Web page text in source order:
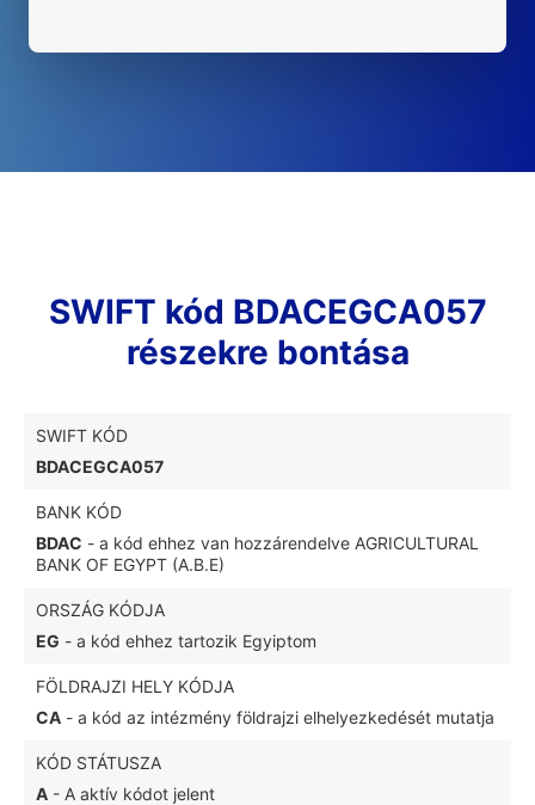
SWIFT kód BDACEGCA057
részekre bontása
SWIFT KÓD
BDACEGCA057
BANK KÓD
BDAC - a kód ehhez van hozzárendelve AGRICULTURAL
BANK OF EGYPT (A.B.E)
ORSZÁG KÓDJA
EG - a kód ehhez tartozik Egyiptom
FÖLDRAJZI HELY KÓDJA
CA - a kód az intézmény földrajzi elhelyezkedését mutatja
KÓD STÁTUSZA
A - A aktív kódot jelent